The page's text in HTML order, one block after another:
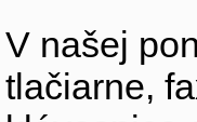
V našej
tlačiarne,